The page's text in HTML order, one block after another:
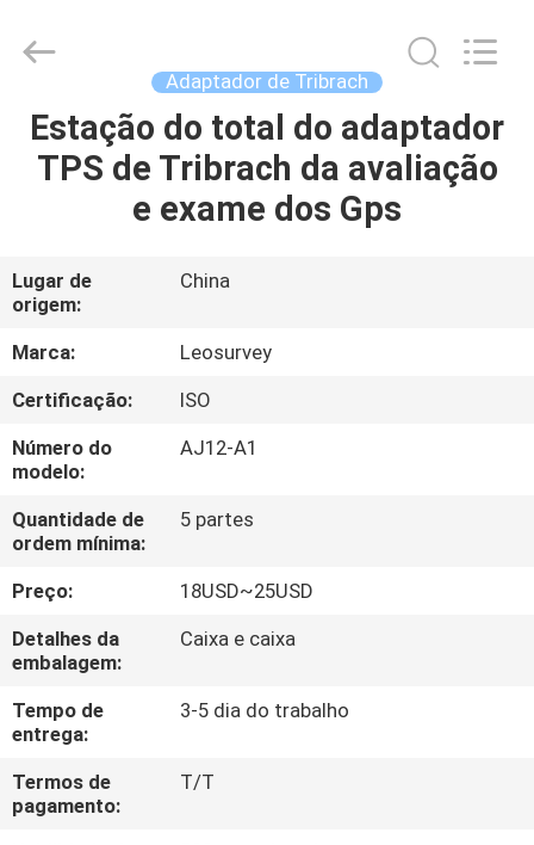
CASA
PRODUTOS
SOBRE
NÓS
EXCURSÃO
DA
FÁBRICA
CONTROLE
DA
QUALIDADE
CONTACTE-
NOS
PEÇA
Survey
Instrument
Reserved.
Adaptador de Tribrach
Estação do total do adaptador
TPS de Tribrach da avaliação
e exame dos Gps
Lugar de
origem:
China
Marca:
Leosurvey
Certificação:
ISO
Número do
modelo:
AJ12-A1
Quantidade de
ordem mínima:
5 partes
Preço:
18USD~25USD
Detalhes da
embalagem:
Caixa e caixa
Tempo de
entrega:
3-5 dia do trabalho
Termos de
pagamento:
T/T